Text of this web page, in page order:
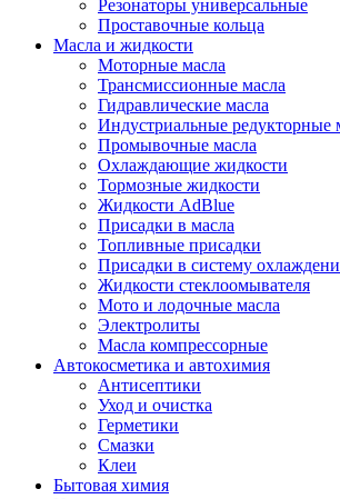
Резонаторы универсальные
Проставочные кольца
Масла и жидкости
Моторные масла
Трансмиссионные масла
Гидравлические масла
Индустриальные редукторные
Промывочные масла
Охлаждающие жидкости
Тормозные жидкости
Жидкости AdBlue
Присадки в масла
Топливные присадки
Присадки в систему
Жидкости стеклоомывателя
Мото и лодочные масла
Электролиты
Масла компрессорные
Автокосметика и автохимия
Антисептики
Уход и очистка
Герметики
Смазки
Клеи
Бытовая химия